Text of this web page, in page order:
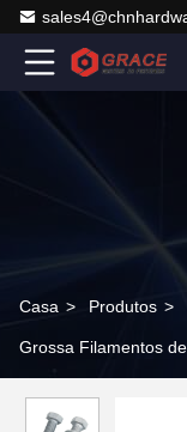
Casa > Produtos >
Grossa Filamentos